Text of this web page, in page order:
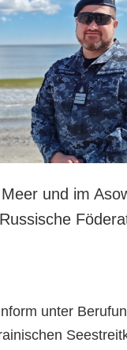
und im
unter